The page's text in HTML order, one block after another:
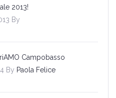
2013!
By
Campobasso
By Paola Felice